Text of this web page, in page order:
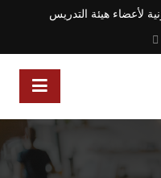
لأعضاء هيئة التدريس